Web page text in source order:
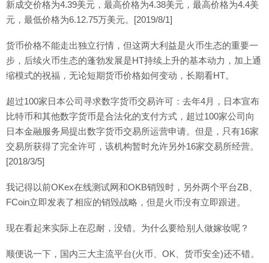
新成交价格为4.39美元，最高价格为4.38美元，最高价格为4.4美
元，最低价格为6.12.75万美元。[2019/8/1]
货币价格不能走出独立行情，但这两大利益是火币生态的重要一
步，后续火币生态的蓬勃发展是HT持续上升的基本动力，加上通
缩模式的祝福，无论短期货币价格如何变动，长期看HT。
超过100家日本公司寻求数字货币交易许可：去年4月，日本宣布
比特币和其他数字货币是合法化的支付方式，超过100家公司向
日本金融服务局提出数字货币交易所运营申请。但是，只有16家
交易所获得了完全许可，该机构暂时允许另外16家交易所经营。
[2018/3/5]
我记得以前OKex在线测试网和OKB销毁时，另外两个平台ZB、
FCoin立即发表了相应的销毁战略，但是火币没有立即跟进。
现在看起来实际上在忍耐，没错。为什么要给别人做嫁妆呢？
顺便说一下，国内三大主流平台(火币、OK、货币安全)还不错。